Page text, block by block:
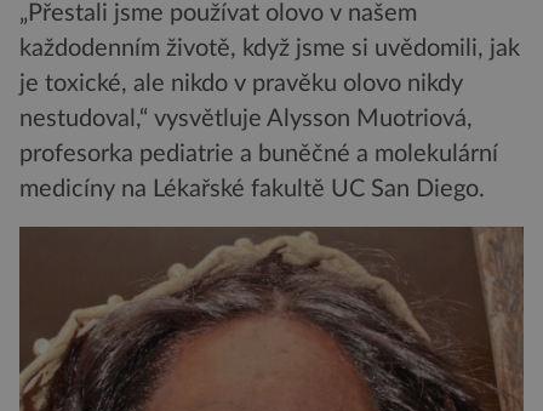
„Přestali jsme používat olovo v našem
každodenním životě, když jsme si uvědomili, jak
je toxické, ale nikdo v pravěku olovo nikdy
nestudoval,“ vysvětluje Alysson Muotriová,
profesorka pediatrie a buněčné a molekulární
medicíny na Lékařské fakultě UC San Diego.